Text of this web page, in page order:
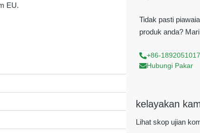
EU.
Tidak pasti
produk anda?
+86-
Hubungi Pakar
kelayakan
Lihat skop ujian